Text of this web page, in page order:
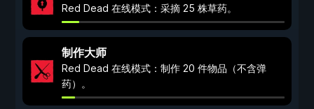
Red Dead 在线模式：采摘 25 株草药。
制作大师
Red Dead 在线模式：制作 20 件物品（不含弹
药）。